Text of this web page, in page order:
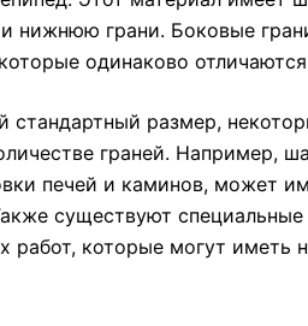
нижнюю грани. Боковые
одинаково
размер,
граней. Например,
печей и каминов, может
существуют
работ, которые могут иметь